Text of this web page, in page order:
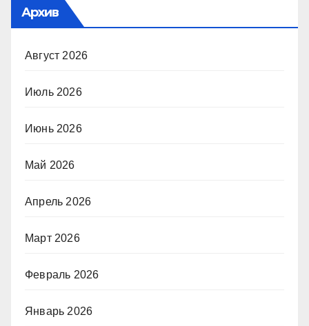
Архив
Август 2026
Июль 2026
Июнь 2026
Май 2026
Апрель 2026
Март 2026
Февраль 2026
Январь 2026